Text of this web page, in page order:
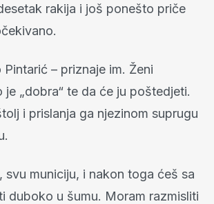
rakija i još ponešto priče
– priznaje im. Ženi
„dobra“ te da će ju poštedjeti.
i prislanja ga njezinom suprugu
svu municiju, i nakon toga ćeš sa
duboko u šumu. Moram razmisliti